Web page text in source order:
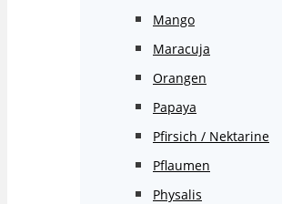
Mango
Maracuja
Orangen
Papaya
Pfirsich / Nektarine
Pflaumen
Physalis